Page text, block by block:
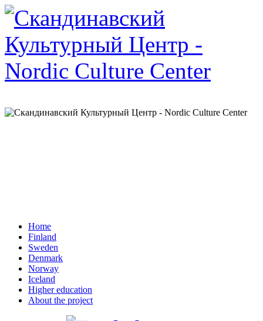
Home
Finland
Sweden
Denmark
Norway
Iceland
Higher education
About the project